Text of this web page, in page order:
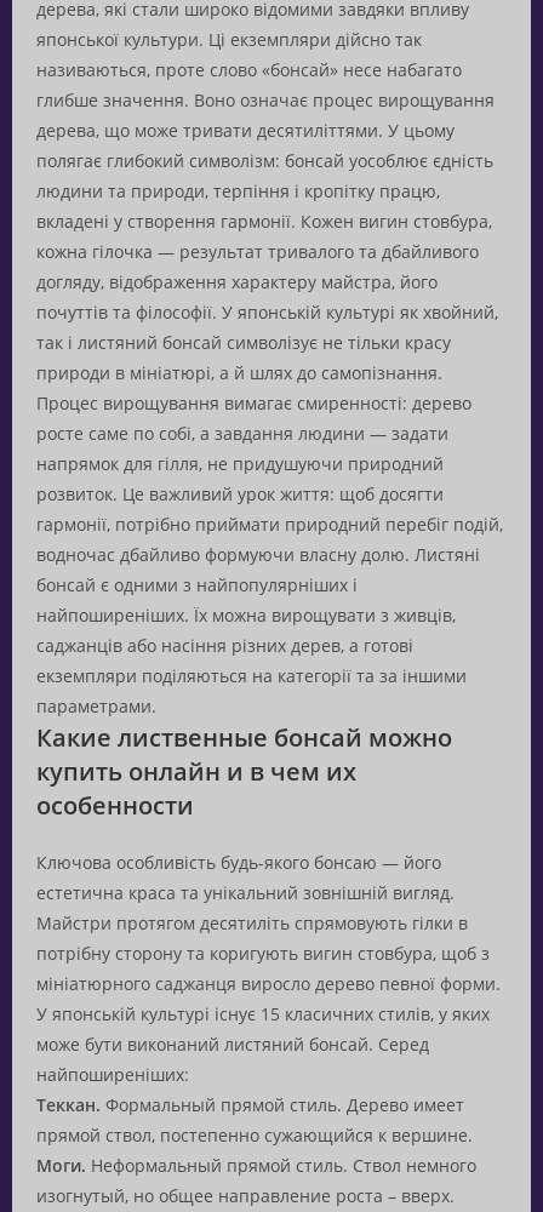
дерева, які стали широко відомими завдяки впливу
японської культури. Ці екземпляри дійсно так
називаються, проте слово «бонсай» несе набагато
глибше значення. Воно означає процес вирощування
дерева, що може тривати десятиліттями. У цьому
полягає глибокий символізм: бонсай уособлює єдність
людини та природи, терпіння і кропітку працю,
вкладені у створення гармонії. Кожен вигин стовбура,
кожна гілочка — результат тривалого та дбайливого
догляду, відображення характеру майстра, його
почуттів та філософії. У японській культурі як хвойний,
так і листяний бонсай символізує не тільки красу
природи в мініатюрі, а й шлях до самопізнання.
Процес вирощування вимагає смиренності: дерево
росте саме по собі, а завдання людини — задати
напрямок для гілля, не придушуючи природний
розвиток. Це важливий урок життя: щоб досягти
гармонії, потрібно приймати природний перебіг подій,
водночас дбайливо формуючи власну долю. Листяні
бонсай є одними з найпопулярніших і
найпоширеніших. Їх можна вирощувати з живців,
саджанців або насіння різних дерев, а готові
екземпляри поділяються на категорії та за іншими
параметрами.
Какие лиственные бонсай можно
купить онлайн и в чем их
особенности
Ключова особливість будь-якого бонсаю — його
естетична краса та унікальний зовнішній вигляд.
Майстри протягом десятиліть спрямовують гілки в
потрібну сторону та коригують вигин стовбура, щоб з
мініатюрного саджанця виросло дерево певної форми.
У японській культурі існує 15 класичних стилів, у яких
може бути виконаний листяний бонсай. Серед
найпоширеніших:
Теккан. Формальный прямой стиль. Дерево имеет
прямой ствол, постепенно сужающийся к вершине.
Моги. Неформальный прямой стиль. Ствол немного
изогнутый, но общее направление роста – вверх.